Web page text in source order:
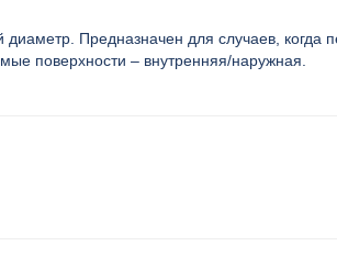
Предназначен для случаев, когда
поверхности – внутренняя/наружная.